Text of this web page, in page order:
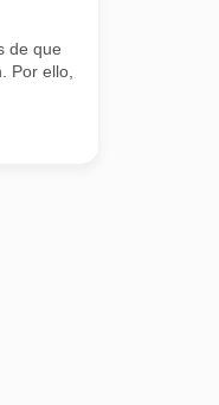
de que
Por ello,